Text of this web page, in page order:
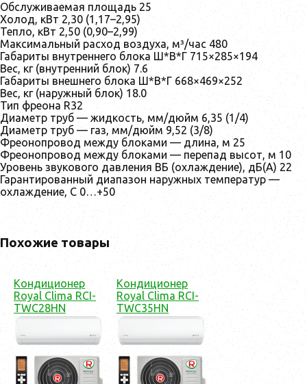
Обслуживаемая площадь 25
Холод, кВт 2,30 (1,17–2,95)
Тепло, кВт 2,50 (0,90–2,99)
Максимальный расход воздуха, м³/час 480
Габариты внутреннего блока Ш*В*Г 715×285×194
Вес, кг (внутренний блок) 7.6
Габариты внешнего блока Ш*В*Г 668×469×252
Вес, кг (наружный блок) 18.0
Тип фреона R32
Диаметр труб — жидкость, мм/дюйм 6,35 (1/4)
Диаметр труб — газ, мм/дюйм 9,52 (3/8)
Фреонопровод между блоками — длина, м 25
Фреонопровод между блоками — перепад высот, м 10
Уровень звукового давления ВБ (охлаждение), дБ(А) 22
Гарантированный диапазон наружных температур —
охлаждение, С 0…+50
Похожие товары
Кондиционер
Royal Clima RCI-
TWC28HN
Кондиционер
Royal Clima RCI-
TWC35HN